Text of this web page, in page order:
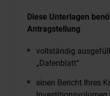
Diese Unterlagen
Antragstellung
vollständig
„Datenblatt“
einen Bericht Ihres